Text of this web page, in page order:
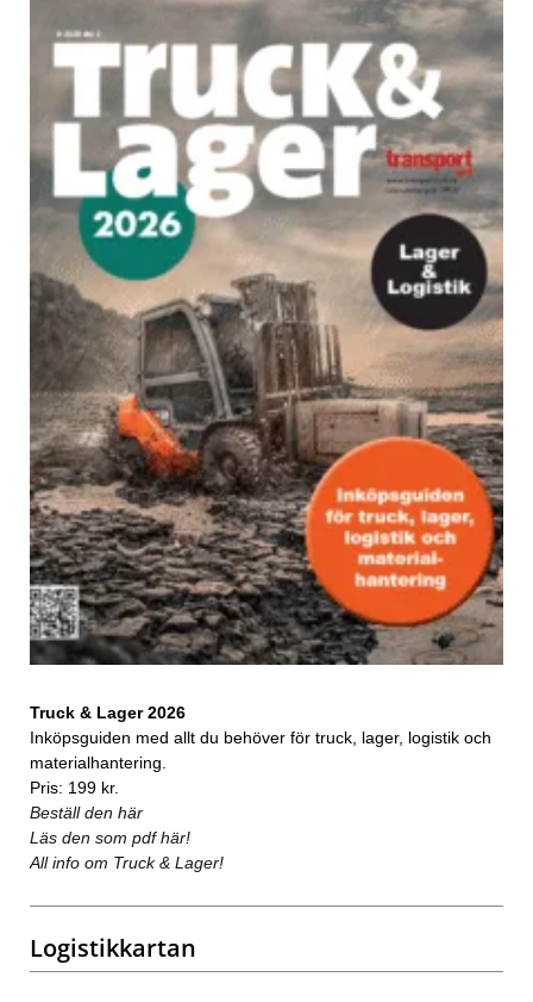
Truck & Lager 2026
Inköpsguiden med allt du behöver för truck, lager, logistik och
materialhantering.
Pris: 199 kr.
Beställ den här
Läs den som pdf här!
All info om Truck & Lager!
Logistikkartan